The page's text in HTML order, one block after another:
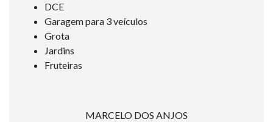
DCE
Garagem para 3 veículos
Grota
Jardins
Fruteiras
MARCELO DOS ANJOS